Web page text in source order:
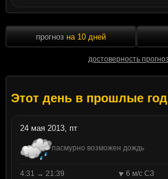
прогноз на 10 дней
достоверность
Этот день в прошлые
24 мая 2013, пт
пасмурно возможен дождь
4:31 → 21:39
6 м/с СЗ